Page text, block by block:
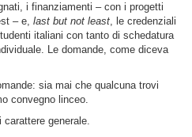
i finanziamenti – con i progetti
– e, last but not least, le credenziali
italiani con tanto di schedatura
Le domande, come diceva
sia mai che qualcuna trovi
convegno linceo.
carattere generale.